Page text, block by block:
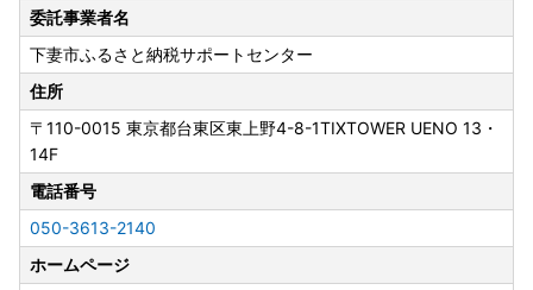
委託事業者名
下妻市ふるさと納税サポートセンター
住所
〒110-0015 東京都台東区東上野4-8-1TIXTOWER UENO 13・
14F
電話番号
050-3613-2140
ホームページ